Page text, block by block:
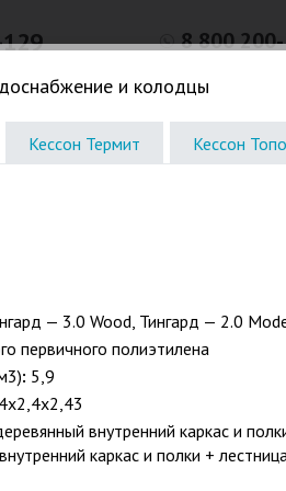
сейчас!
8 800
регионов РФ
Водоочистка. Услуги
на изделия до
магазина, кафе, АЗС,
и смесителя
и колодцы
Кессон Термит Кессон
— 3.0 Wood, Тингард — 2.0
первичного полиэтилена
: 5,9
внутренний каркас и
каркас и полки +